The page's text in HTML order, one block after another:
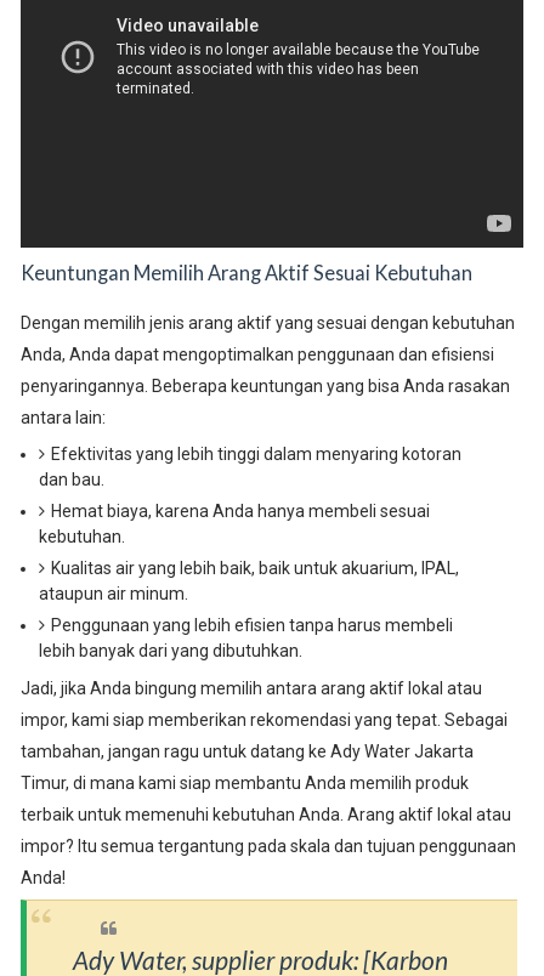
Keuntungan Memilih Arang Aktif Sesuai Kebutuhan
Dengan memilih jenis arang aktif yang sesuai dengan kebutuhan
Anda, Anda dapat mengoptimalkan penggunaan dan efisiensi
penyaringannya. Beberapa keuntungan yang bisa Anda rasakan
antara lain:
Efektivitas yang lebih tinggi dalam menyaring kotoran
dan bau.
Hemat biaya, karena Anda hanya membeli sesuai
kebutuhan.
Kualitas air yang lebih baik, baik untuk akuarium, IPAL,
ataupun air minum.
Penggunaan yang lebih efisien tanpa harus membeli
lebih banyak dari yang dibutuhkan.
Jadi, jika Anda bingung memilih antara arang aktif lokal atau
impor, kami siap memberikan rekomendasi yang tepat. Sebagai
tambahan, jangan ragu untuk datang ke Ady Water Jakarta
Timur, di mana kami siap membantu Anda memilih produk
terbaik untuk memenuhi kebutuhan Anda. Arang aktif lokal atau
impor? Itu semua tergantung pada skala dan tujuan penggunaan
Anda!
Ady Water, supplier produk: [Karbon